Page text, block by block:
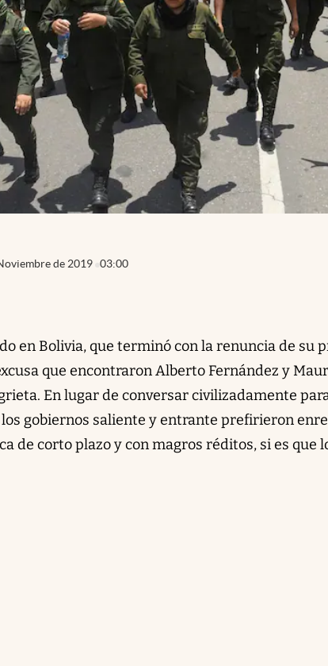
de 2019 03:00
pestaña
pestaña
en Bolivia, que terminó con la renuncia de su
que encontraron Alberto Fernández y
En lugar de conversar civilizadamente
gobiernos saliente y entrante prefirieron
de corto plazo y con magros réditos, si es que